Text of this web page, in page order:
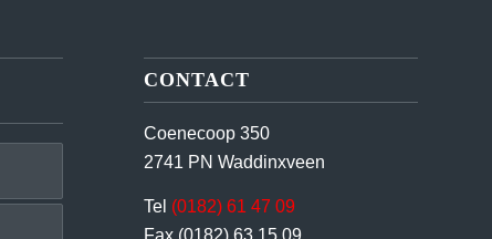
CONTACT
Coenecoop 350
2741 PN Waddinxveen
Tel (0182) 61 47 09
Fax (0182) 63 15 09